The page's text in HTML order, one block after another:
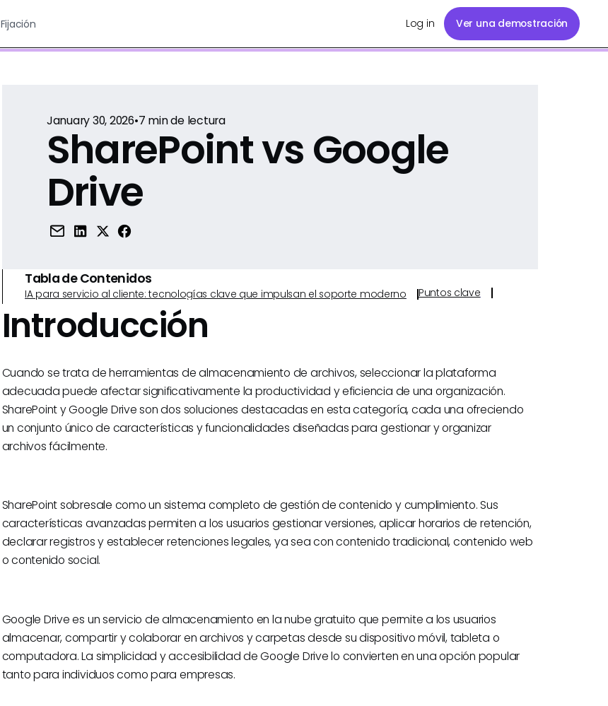
Fijación Log in Ver una demostración
January 30, 2026•7 min de lectura
SharePoint vs Google
Drive
Tabla de Contenidos
IA para servicio al cliente: tecnologías clave que impulsan el soporte moderno Puntos clave
Introducción
Cuando se trata de herramientas de almacenamiento de archivos, seleccionar la plataforma
adecuada puede afectar significativamente la productividad y eficiencia de una organización.
SharePoint y Google Drive son dos soluciones destacadas en esta categoría, cada una ofreciendo
un conjunto único de características y funcionalidades diseñadas para gestionar y organizar
archivos fácilmente.
SharePoint sobresale como un sistema completo de gestión de contenido y cumplimiento. Sus
características avanzadas permiten a los usuarios gestionar versiones, aplicar horarios de retención,
declarar registros y establecer retenciones legales, ya sea con contenido tradicional, contenido web
o contenido social.
Google Drive es un servicio de almacenamiento en la nube gratuito que permite a los usuarios
almacenar, compartir y colaborar en archivos y carpetas desde su dispositivo móvil, tableta o
computadora. La simplicidad y accesibilidad de Google Drive lo convierten en una opción popular
tanto para individuos como para empresas.